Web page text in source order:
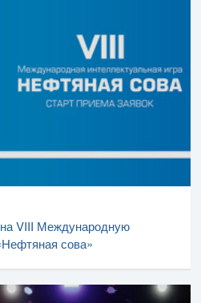
VIII Международную
сова»